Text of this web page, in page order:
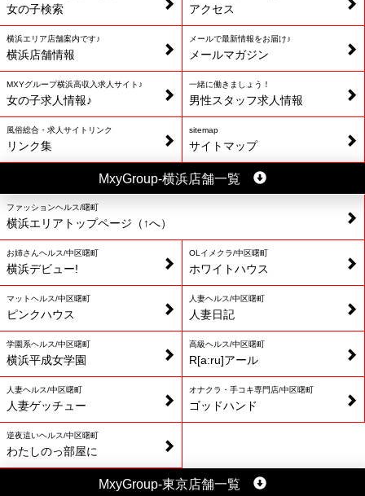
女の子検索 アクセス
横浜エリア店舗案内です♪
横浜店舗情報
メールで最新情報をお届け♪
メールマガジン
MXYグループ横浜高収入求人サイト♪
女の子求人情報♪
一緒に働きましょう！
男性スタッフ求人情報
風俗総合・求人サイトリンク
リンク集
sitemap
サイトマップ
MxyGroup-横浜店舗一覧
ファッションヘルス/曙町
横浜エリアトップページ（↑へ）
お姉さんヘルス/中区曙町
横浜デビュー!
OLイメクラ/中区曙町
ホワイトハウス
マットヘルス/中区曙町
ピンクハウス
人妻ヘルス/中区曙町
人妻日記
学園系ヘルス/中区曙町
横浜平成女学園
高級ヘルス/中区曙町
R[a:ru]アール
人妻ヘルス/中区曙町
人妻ゲッチュー
オナクラ・手コキ専門店/中区曙町
ゴッドハンド
逆夜這いヘルス/中区曙町
わたしのっ部屋に
MxyGroup-東京店舗一覧